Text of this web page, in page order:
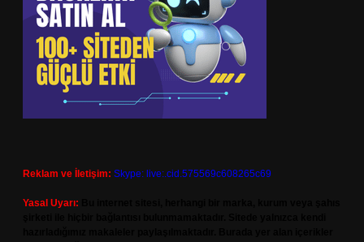
Reklam ve İletişim: Skype: live:.cid.575569c608265c69
Yasal Uyarı: